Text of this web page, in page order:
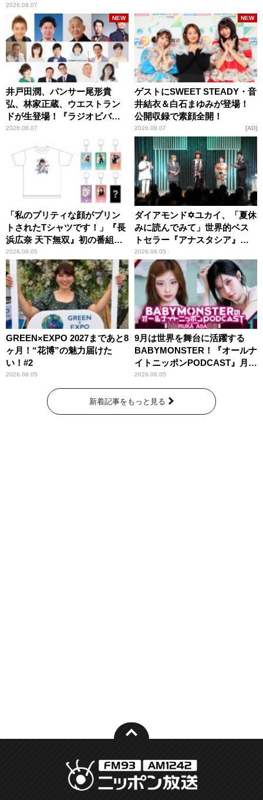
2026.08.07
井戸田潤、パンサー尾形貴
弘、林家正蔵、ウエストラン
ドが生登場！『ラジオビバリ
ー昼ズ』
2026.08.07
NEW
ゲストにSWEET STEADY・音
井結衣＆白石まゆみが登場！
公開収録で素顔全開！
2026.08.07
NEW
AD
「私のプリティな顔がプリン
トされたTシャツです！」『長
浜広奈 天下無双』初の番組グ
ッズ発売
2026.08.05
ダイアモンド✡ユカイ、「夏休
みに読んでみて」世界的ベス
トセラー『アナスタシア』を
紹介
2026.08.05
GREEN×EXPO 2027まであと8
ヶ月！“花博”の魅力届けた
い！#2
2026.08.05
9月は世界を舞台に活躍する
BABYMONSTER！『オールナ
イトニッポンPODCAST』月替
わりパーソナリティ
2026.08.05
新着記事をもっと見る